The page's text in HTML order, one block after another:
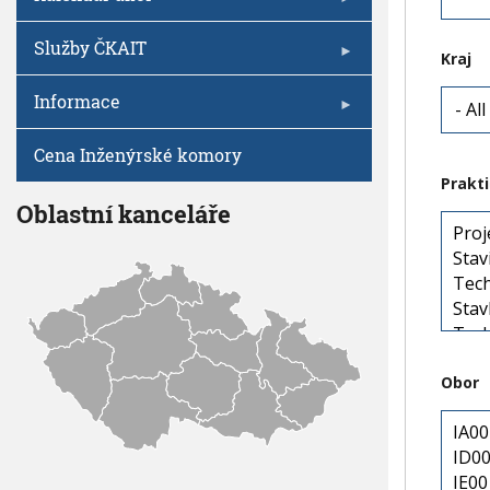
Kraj
Obor
Služby ČKAIT
Informace
Cena Inženýrské komory
Oblastní kanceláře